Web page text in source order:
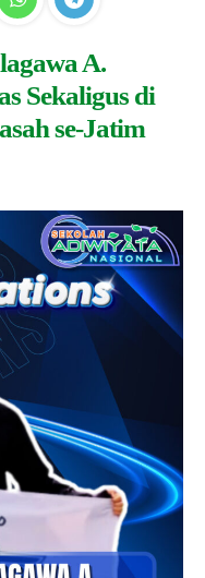
A.
Sekaligus di
se-Jatim